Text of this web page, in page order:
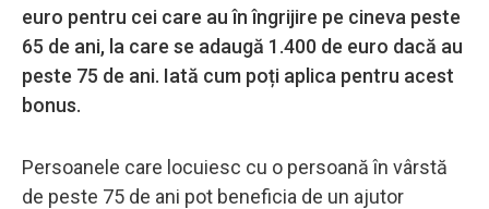
euro pentru cei care au în îngrijire pe cineva peste
65 de ani, la care se adaugă 1.400 de euro dacă au
peste 75 de ani. Iată cum poți aplica pentru acest
bonus.
Persoanele care locuiesc cu o persoană în vârstă
de peste 75 de ani pot beneficia de un ajutor